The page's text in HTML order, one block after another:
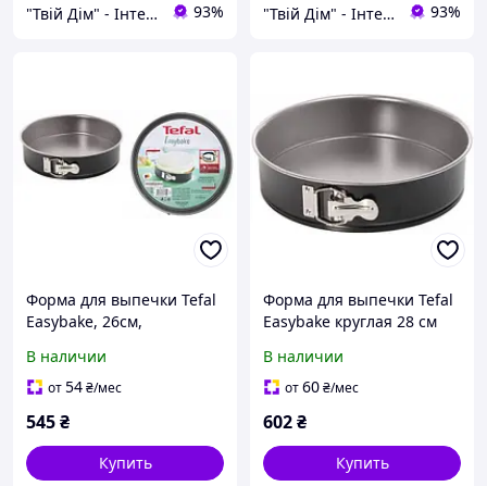
"Твій Дім" - Інтернет-гіпермаркет 93% "Твій Дім" - Інтернет-гіпермаркет 93%
Форма для выпечки Tefal
Easybake, 26см,
разъемная, круглая,
серый J1741374
В наличии
от54₴/мес
545₴
Купить
Форма для выпечки Tefal
Easybake круглая 28 см
сталь J1241474
В наличии
от60₴/мес
602₴
Купить